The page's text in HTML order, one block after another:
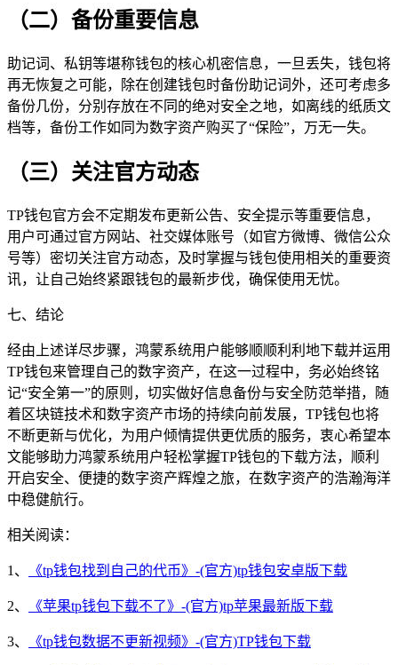
（二）备份重要信息
助记词、私钥等堪称钱包的核心机密信息，一旦丢失，钱包将
再无恢复之可能，除在创建钱包时备份助记词外，还可考虑多
备份几份，分别存放在不同的绝对安全之地，如离线的纸质文
档等，备份工作如同为数字资产购买了“保险”，万无一失。
（三）关注官方动态
TP钱包官方会不定期发布更新公告、安全提示等重要信息，
用户可通过官方网站、社交媒体账号（如官方微博、微信公众
号等）密切关注官方动态，及时掌握与钱包使用相关的重要资
讯，让自己始终紧跟钱包的最新步伐，确保使用无忧。
七、结论
经由上述详尽步骤，鸿蒙系统用户能够顺顺利利地下载并运用
TP钱包来管理自己的数字资产，在这一过程中，务必始终铭
记“安全第一”的原则，切实做好信息备份与安全防范举措，随
着区块链技术和数字资产市场的持续向前发展，TP钱包也将
不断更新与优化，为用户倾情提供更优质的服务，衷心希望本
文能够助力鸿蒙系统用户轻松掌握TP钱包的下载方法，顺利
开启安全、便捷的数字资产辉煌之旅，在数字资产的浩瀚海洋
中稳健航行。
相关阅读：
1、 《tp钱包找到自己的代币》-(官方)tp钱包安卓版下载
2、 《苹果tp钱包下载不了》-(官方)tp苹果最新版下载
3、 《tp钱包数据不更新视频》-(官方)TP钱包下载